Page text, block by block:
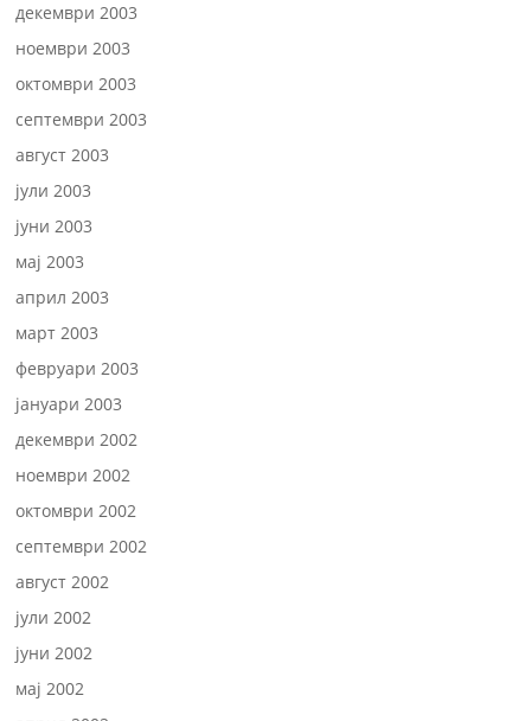
декември 2003
ноември 2003
октомври 2003
септември 2003
август 2003
јули 2003
јуни 2003
мај 2003
април 2003
март 2003
февруари 2003
јануари 2003
декември 2002
ноември 2002
октомври 2002
септември 2002
август 2002
јули 2002
јуни 2002
мај 2002